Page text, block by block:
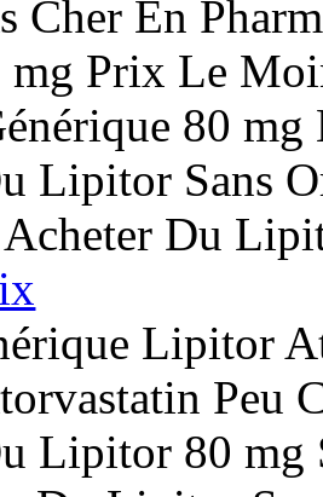
Cher En
Prix Le
80
Lipitor Sans
Du
Lipitor
Peu
Lipitor 80 mg